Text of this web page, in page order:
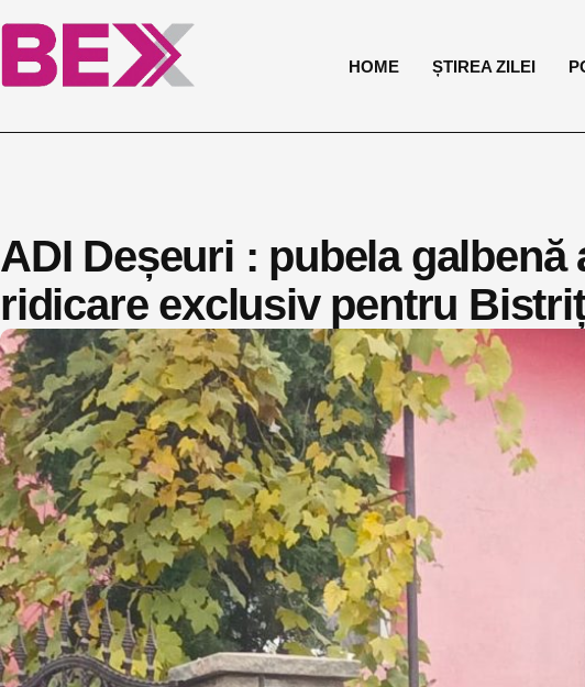
HOME ȘTIREA ZILEI
ADI Deșeuri : pubela
ridicare exclusiv pentru